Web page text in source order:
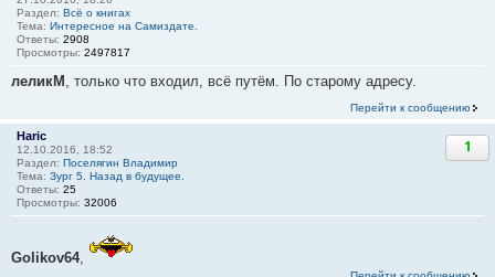
Раздел: Всё о книгах
Тема: Интересное на Самиздате.
Ответы: 2908
Просмотры: 2497817
леликМ , только что входил, всё путём. По старому адресу.
Перейти к сообщению
Haric
12.10.2016, 18:52
Раздел: Поселягин Владимир
Тема: Зург 5. Назад в будущее.
Ответы: 25
Просмотры: 32006
1
Golikov64,